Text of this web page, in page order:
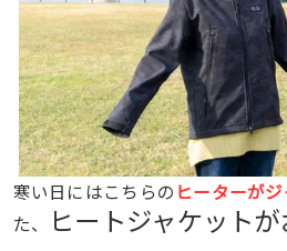
寒い日にはこちらの ヒーターが
た、
ヒートジャケット